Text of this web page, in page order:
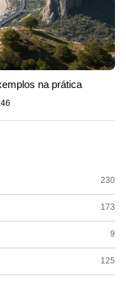
na prática
230
173
9
125